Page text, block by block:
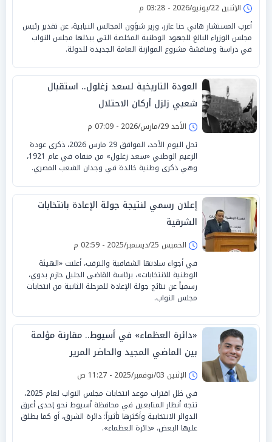
الإثنين 22/يونيو/2026 - 03:28 م
أعرب المستشار هاني حنا عازر، وزير شؤون المجالس النيابية، عن تقدير رئيس
مجلس الوزراء البالغ للجهود الوطنية المخلصة التي يبذلها مجلس النواب
في دراسة ومناقشة مشروع الموازنة العامة الجديدة للدولة.
العودة التاريخية لسعد زغلول.. استقبال
شعبي زلزل أركان الاحتلال
الأحد 29/مارس/2026 - 07:09 م
تحل اليوم الأحد، الموافق 29 مارس 2026، ذكرى عودة
الزعيم الوطني «سعد زغلول» من منفاه في عام 1921،
وهي ذكرى وطنية خالدة في وجدان الشعب المصري.
إعلان رسمي لنتيجة جولة الإعادة بانتخابات
الشرقية
الخميس 25/ديسمبر/2025 - 02:59 م
في أجواء سادتها الشفافية والترقب، أعلنت «الهيئة
الوطنية للانتخابات»، برئاسة القاضي الجليل حازم بدوي،
رسمياً عن نتائج جولة الإعادة للمرحلة الثانية من انتخابات
مجلس النواب.
«دائرة العظماء» في أسيوط.. مقارنة مؤلمة
بين الماضي المجيد والحاضر المرير
الإثنين 03/نوفمبر/2025 - 11:27 ص
في ظل اقتراب موعد انتخابات مجلس النواب لعام 2025،
تتجه أنظار المتابعين في محافظة أسيوط نحو إحدى أعرق
الدوائر الانتخابية وأكثرها تأثيراً: دائرة الشرق، أو كما يطلق
عليها البعض، «دائرة العظماء».